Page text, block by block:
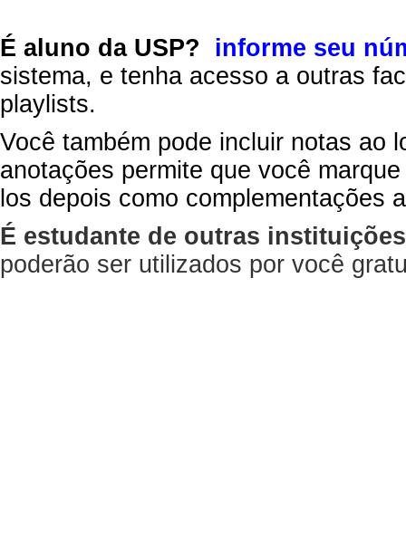
É aluno da USP?
informe seu
sistema, e tenha acesso a outras
playlists.
Você também pode incluir notas ao
anotações permite que você
los depois como complementações
É estudante de outras
poderão ser utilizados por você